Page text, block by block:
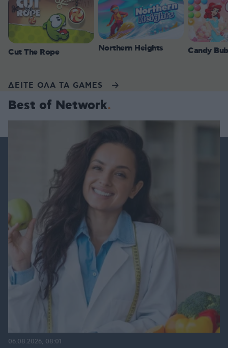
Cut The Rope Northern Heights Candy
ΔΕΙΤΕ ΟΛΑ ΤΑ GAMES
Best of Network
06.08.2026, 08:01